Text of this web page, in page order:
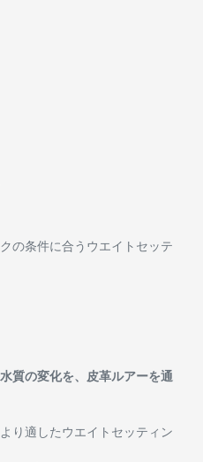
の条件に合うウエイトセッテ
質の変化を、皮革ルアーを通
り適したウエイトセッティン